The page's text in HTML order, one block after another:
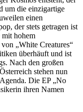
um die einzigartige
einen
der stets getragen ist
mit hohem
„White Creatures“
überhäuft und ist
Nach den großen
stehen nun
Die EP „No
ihren Namen